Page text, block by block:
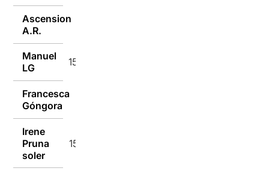
Ascension
A.R.
Manuel
LG
15/12/2018
Francesca
Góngora
Irene
Pruna
soler
15/12/2018